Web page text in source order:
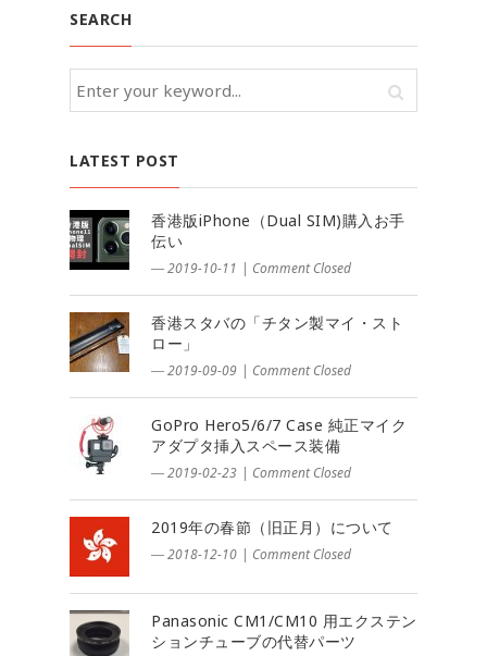
SEARCH
LATEST POST
香港版iPhone（Dual SIM)購入お手
伝い
― 2019-10-11 | Comment Closed
香港スタバの「チタン製マイ・スト
ロー」
― 2019-09-09 | Comment Closed
GoPro Hero5/6/7 Case 純正マイク
アダプタ挿入スペース装備
― 2019-02-23 | Comment Closed
2019年の春節（旧正月）について
― 2018-12-10 | Comment Closed
Panasonic CM1/CM10 用エクステン
ションチューブの代替パーツ